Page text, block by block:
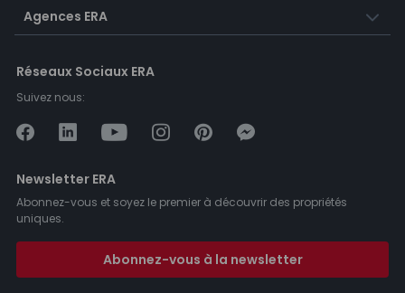
Agences ERA
Réseaux Sociaux ERA
Suivez nous:
Newsletter ERA
Abonnez-vous et soyez le premier à découvrir des propriétés
uniques.
Abonnez-vous à la newsletter